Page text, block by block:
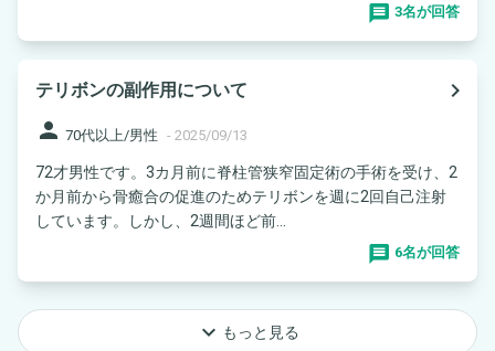
3名が回答
テリボンの副作用について
navigate_next
person 70代以上/男性 - 2025/09/13
72才男性です。3カ月前に脊柱管狭窄固定術の手術を受け、2
か月前から骨癒合の促進のためテリボンを週に2回自己注射
しています。しかし、2週間ほど前...
6名が回答
keyboard_arrow_down もっと見る